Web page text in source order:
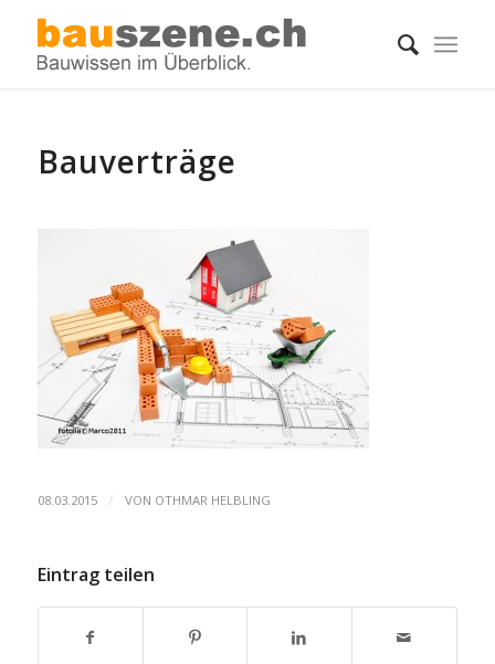
Bauverträge
08.03.2015 / VON OTHMAR HELBLING
Eintrag teilen